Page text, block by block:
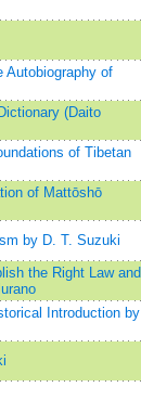
Autobiography of
(Daito
of Tibetan
of Mattōshō
by D. T. Suzuki
the Right Law and
Introduction by